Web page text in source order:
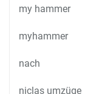
my hammer
myhammer
nach
niclas umzüge